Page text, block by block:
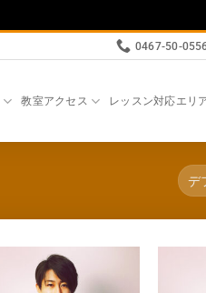
0467-50-
教室アクセス レッスン対応エリ